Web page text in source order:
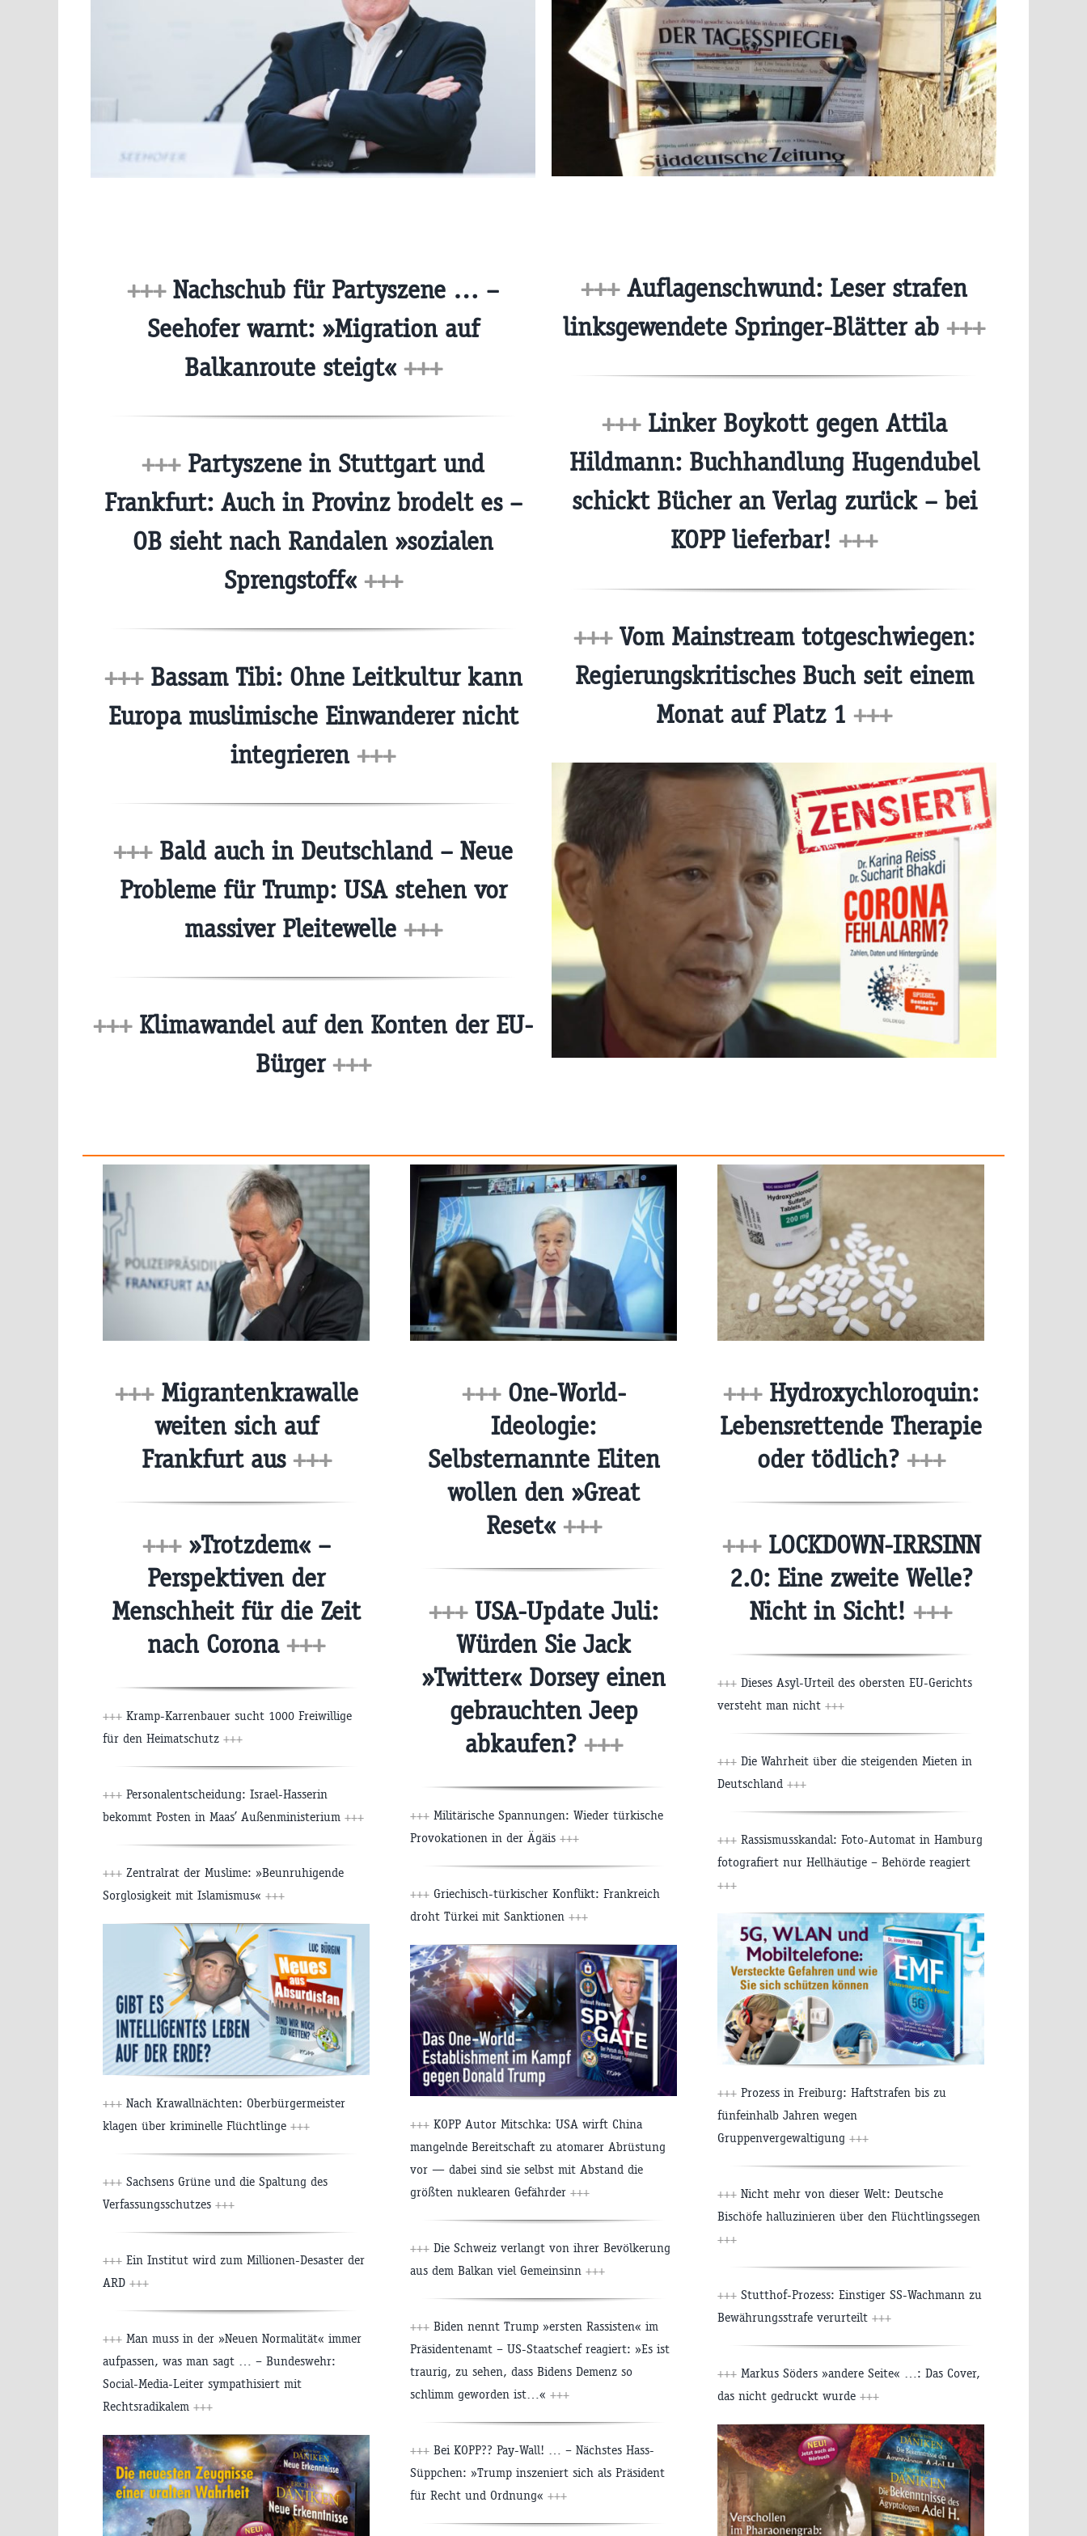
+++Nachschub für Partyszene … –
Seehofer warnt: »Migration auf
Balkanroute steigt« +++
+++Partyszene in Stuttgart und
Frankfurt: Auch in Provinz brodelt es –
OB sieht nach Randalen »sozialen
Sprengstoff« +++
+++Bassam Tibi: Ohne Leitkultur kann
Europa muslimische Einwanderer nicht
integrieren +++
+++Bald auch in Deutschland – Neue
Probleme für Trump: USA stehen vor
massiver Pleitewelle +++
+++Klimawandel auf den Konten der EU-
Bürger+++
+++Auflagenschwund: Leser strafen
linksgewendete Springer-Blätter ab +++
+++Linker Boykott gegen Attila
Hildmann: Buchhandlung Hugendubel
schickt Bücher an Verlag zurück – bei
KOPP lieferbar! +++
+++Vom Mainstream totgeschwiegen:
Regierungskritisches Buch seit einem
Monat auf Platz 1 +++
+++Migrantenkrawalle
weiten sich auf
Frankfurt aus +++
+++»Trotzdem« –
Perspektiven der
Menschheit für die Zeit
nach Corona +++
+++ Kramp-Karrenbauer sucht 1000 Freiwillige
für den Heimatschutz +++
+++ Personalentscheidung: Israel-Hasserin
bekommt Posten in Maas’ Außenministerium +++
+++ Zentralrat der Muslime: »Beunruhigende
Sorglosigkeit mit Islamismus« +++
+++ Nach Krawallnächten: Oberbürgermeister
klagen über kriminelle Flüchtlinge +++
+++ Sachsens Grüne und die Spaltung des
Verfassungsschutzes +++
+++ Ein Institut wird zum Millionen-Desaster der
ARD +++
+++ Man muss in der »Neuen Normalität« immer
aufpassen, was man sagt … – Bundeswehr:
Social-Media-Leiter sympathisiert mit
Rechtsradikalem +++
+++One-World-
Ideologie:
Selbsternannte Eliten
wollen den »Great
Reset« +++
+++USA-Update Juli:
Würden Sie Jack
»Twitter« Dorsey einen
gebrauchten Jeep
abkaufen? +++
+++ Militärische Spannungen: Wieder türkische
Provokationen in der Ägäis +++
+++ Griechisch-türkischer Konflikt: Frankreich
droht Türkei mit Sanktionen +++
+++ KOPP Autor Mitschka: USA wirft China
mangelnde Bereitschaft zu atomarer Abrüstung
vor — dabei sind sie selbst mit Abstand die
größten nuklearen Gefährder +++
+++ Die Schweiz verlangt von ihrer Bevölkerung
aus dem Balkan viel Gemeinsinn +++
+++ Biden nennt Trump »ersten Rassisten« im
Präsidentenamt – US-Staatschef reagiert: »Es ist
traurig, zu sehen, dass Bidens Demenz so
schlimm geworden ist…« +++
+++ Bei KOPP?? Pay-Wall! … – Nächstes Hass-
Süppchen: »Trump inszeniert sich als Präsident
für Recht und Ordnung« +++
+++Hydroxychloroquin:
Lebensrettende Therapie
oder tödlich? +++
+++LOCKDOWN-IRRSINN
2.0: Eine zweite Welle?
Nicht in Sicht! +++
+++ Dieses Asyl-Urteil des obersten EU-Gerichts
versteht man nicht +++
+++ Die Wahrheit über die steigenden Mieten in
Deutschland +++
+++ Rassismusskandal: Foto-Automat in Hamburg
fotografiert nur Hellhäutige – Behörde reagiert
+++
+++ Prozess in Freiburg: Haftstrafen bis zu
fünfeinhalb Jahren wegen
Gruppenvergewaltigung +++
+++ Nicht mehr von dieser Welt: Deutsche
Bischöfe halluzinieren über den Flüchtlingssegen
+++
+++ Stutthof-Prozess: Einstiger SS-Wachmann zu
Bewährungsstrafe verurteilt +++
+++ Markus Söders »andere Seite« …: Das Cover,
das nicht gedruckt wurde +++